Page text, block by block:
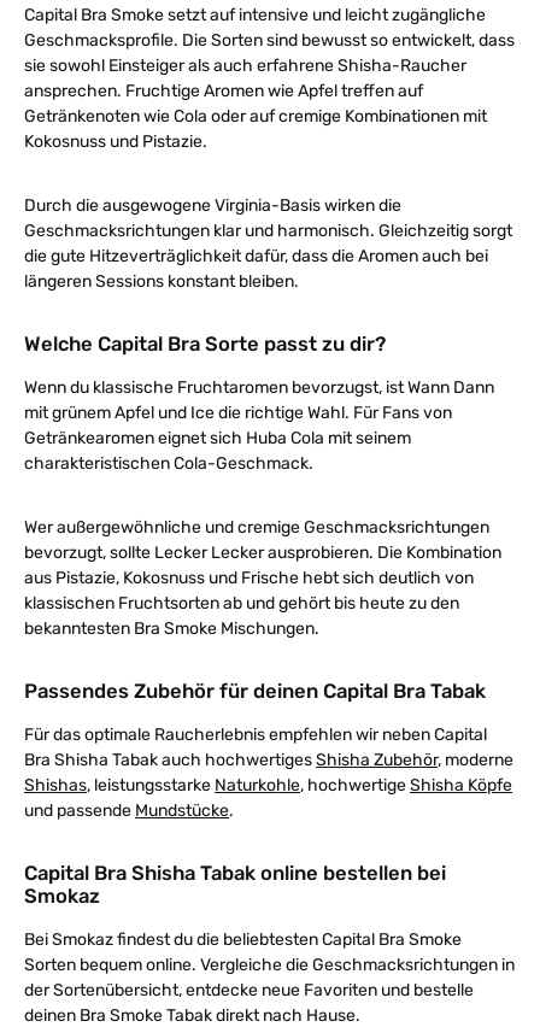
Capital Bra Smoke setzt auf intensive und leicht zugängliche
Geschmacksprofile. Die Sorten sind bewusst so entwickelt, dass
sie sowohl Einsteiger als auch erfahrene Shisha-Raucher
ansprechen. Fruchtige Aromen wie Apfel treffen auf
Getränkenoten wie Cola oder auf cremige Kombinationen mit
Kokosnuss und Pistazie.
Durch die ausgewogene Virginia-Basis wirken die
Geschmacksrichtungen klar und harmonisch. Gleichzeitig sorgt
die gute Hitzeverträglichkeit dafür, dass die Aromen auch bei
längeren Sessions konstant bleiben.
Welche Capital Bra Sorte passt zu dir?
Wenn du klassische Fruchtaromen bevorzugst, ist Wann Dann
mit grünem Apfel und Ice die richtige Wahl. Für Fans von
Getränkearomen eignet sich Huba Cola mit seinem
charakteristischen Cola-Geschmack.
Wer außergewöhnliche und cremige Geschmacksrichtungen
bevorzugt, sollte Lecker Lecker ausprobieren. Die Kombination
aus Pistazie, Kokosnuss und Frische hebt sich deutlich von
klassischen Fruchtsorten ab und gehört bis heute zu den
bekanntesten Bra Smoke Mischungen.
Passendes Zubehör für deinen Capital Bra Tabak
Für das optimale Raucherlebnis empfehlen wir neben Capital
Bra Shisha Tabak auch hochwertigesShisha Zubehör, moderne
Shishas, leistungsstarke Naturkohle, hochwertigeShisha Köpfe
und passende Mundstücke.
Capital Bra Shisha Tabak online bestellen bei
Smokaz
Bei Smokaz findest du die beliebtesten Capital Bra Smoke
Sorten bequem online. Vergleiche die Geschmacksrichtungen in
der Sortenübersicht, entdecke neue Favoriten und bestelle
deinen Bra Smoke Tabak direkt nach Hause.